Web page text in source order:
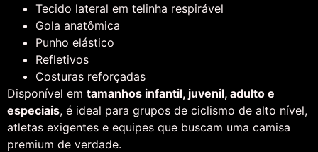
Tecido lateral em telinha respirável
Gola anatômica
Punho elástico
Refletivos
Costuras reforçadas
Disponível em tamanhos infantil, juvenil, adulto e
especiais, é ideal para grupos de ciclismo de alto nível,
atletas exigentes e equipes que buscam uma camisa
premium de verdade.